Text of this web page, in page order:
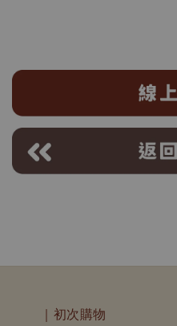
｜初次購物